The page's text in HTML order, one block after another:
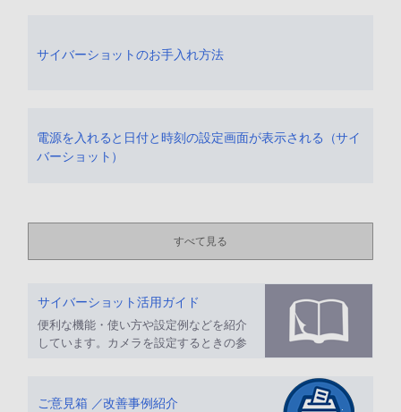
サイバーショットのお手入れ方法
電源を入れると日付と時刻の設定画面が表示される（サイ
バーショット）
すべて見る
サイバーショット活用ガイド
便利な機能・使い方や設定例などを紹介
しています。カメラを設定するときの参
ご意見箱 ／改善事例紹介